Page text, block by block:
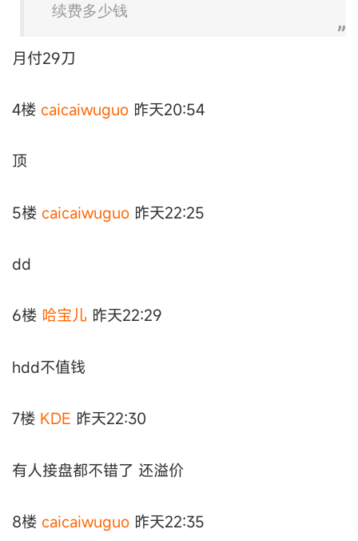
续费多少钱
月付29刀
4楼 caicaiwuguo 昨天20:54
顶
5楼 caicaiwuguo 昨天22:25
dd
6楼 哈宝儿 昨天22:29
hdd不值钱
7楼 KDE 昨天22:30
有人接盘都不错了 还溢价
8楼 caicaiwuguo 昨天22:35